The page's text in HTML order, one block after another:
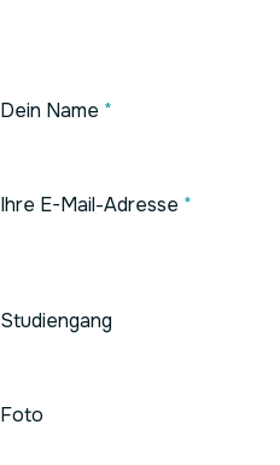
Dein Name *
Ihre E-Mail-Adresse *
Studiengang
Foto